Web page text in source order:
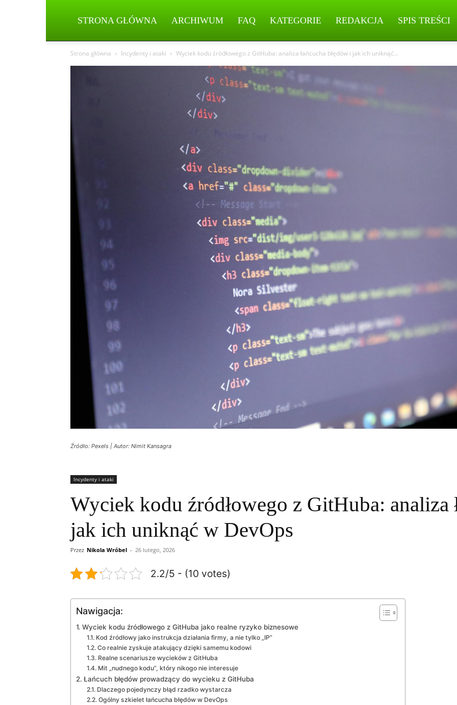
STRONA GŁÓWNA ARCHIWUM FAQ KATEGORIE REDAKCJA SPIS TREŚCI
Strona główna Incydenty i ataki Wyciek kodu źródłowego z GitHuba: analiza łańcucha błędów i jak ich uniknąć...
Źródło: Pexels | Autor: Nimit Kansagra
Incydenty i ataki
Wyciek kodu źródłowego z GitHuba: analiza
jak ich uniknąć w DevOps
Przez Nikola Wróbel - 26 lutego, 2026
2.2/5 - (10 votes)
Nawigacja:
Wyciek kodu źródłowego z GitHuba jako realne ryzyko biznesowe
Kod źródłowy jako instrukcja działania firmy, a nie tylko „IP”
Co realnie zyskuje atakujący dzięki samemu kodowi
Realne scenariusze wycieków z GitHuba
Mit „nudnego kodu”, który nikogo nie interesuje
Łańcuch błędów prowadzący do wycieku z GitHuba
Dlaczego pojedynczy błąd rzadko wystarcza
Ogólny szkielet łańcucha błędów w DevOps